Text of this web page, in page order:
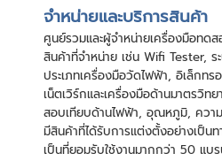
จําหน่ายและบริการสินค้า
ศูนย์รวมและผู้จําหน่ายเครื่องมือท
สินค้าที่จําหน่าย เช่น Wifi Tester, ร
ประเภทเครื่องมือวัดไฟฟ้า, อิเล็กท
เน็ตเวิร์กและเครื่องมือด้านมาตรวิท
สอบเทียบด้านไฟฟ้า, อุณหภูมิ, ควา
มีสินค้าที่ได้รับการแต่งตั้งอย่างเป็นท
เป็นที่ยอมรับใช้งานมากกว่า 50 แบ